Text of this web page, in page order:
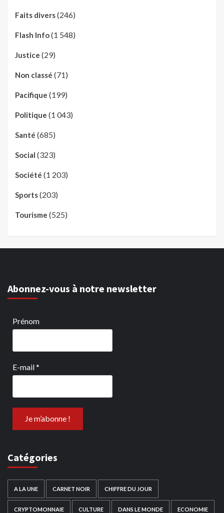
Faits divers(246)
Flash Info(1 548)
Justice (29)
Non classé (71)
Pacifique (199)
Politique (1 043)
Santé (685)
Social (323)
Société (1 203)
Sports(203)
Tourisme (525)
Abonnez-vous à notre newsletter
Prénom
E-mail*
Catégories
A LA UNE CARNET NOIR CHIFFRE DU JOUR
CRYPTOMONNAIE CULTURE DANS LE MONDE ECONOMIE